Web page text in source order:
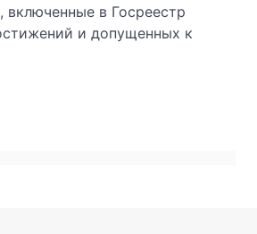
включенные в Госреестр
и допущенных к